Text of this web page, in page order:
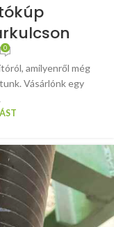
0
amilyenről még
Vásárlónk egy